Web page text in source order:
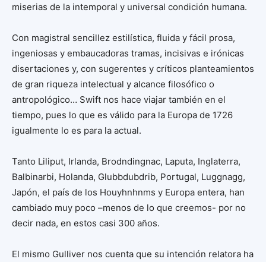
miserias de la intemporal y universal condición humana.
Con magistral sencillez estilística, fluida y fácil prosa,
ingeniosas y embaucadoras tramas, incisivas e irónicas
disertaciones y, con sugerentes y críticos planteamientos
de gran riqueza intelectual y alcance filosófico o
antropológico… Swift nos hace viajar también en el
tiempo, pues lo que es válido para la Europa de 1726
igualmente lo es para la actual.
Tanto Liliput, Irlanda, Brodndingnac, Laputa, Inglaterra,
Balbinarbi, Holanda, Glubbdubdrib, Portugal, Luggnagg,
Japón, el país de los Houyhnhnms y Europa entera, han
cambiado muy poco –menos de lo que creemos- por no
decir nada, en estos casi 300 años.
El mismo Gulliver nos cuenta que su intención relatora ha